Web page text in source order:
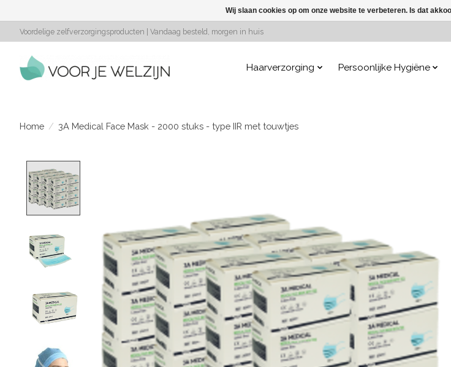
Voordelige zelfverzorgingsproducten | Vandaag besteld, morgen in huis
Haarverzorging Persoonlijke Hygiëne
Home / 3A Medical Face Mask - 2000 stuks - type IIR met touwtjes
Wij slaan cookies op om onze website te verbeteren. Is dat